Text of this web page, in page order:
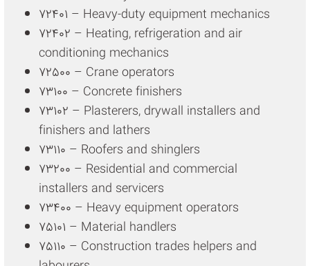
72401 – Heavy-duty equipment mechanics
72402 – Heating, refrigeration and air
conditioning mechanics
72500 – Crane operators
73100 – Concrete finishers
73102 – Plasterers, drywall installers and
finishers and lathers
73110 – Roofers and shinglers
73200 – Residential and commercial
installers and servicers
73400 – Heavy equipment operators
75101 – Material handlers
75110 – Construction trades helpers and